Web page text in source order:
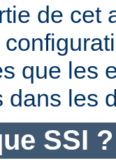
de cet
que les
dans les
SSI ?